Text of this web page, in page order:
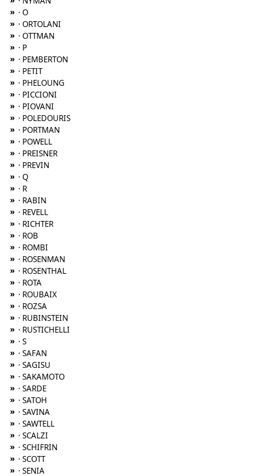
» · O
» · ORTOLANI
» · OTTMAN
» · P
» · PEMBERTON
» · PETIT
» · PHELOUNG
» · PICCIONI
» · PIOVANI
» · POLEDOURIS
» · PORTMAN
» · POWELL
» · PREISNER
» · PREVIN
» · Q
» · R
» · RABIN
» · REVELL
» · RICHTER
» · ROB
» · ROMBI
» · ROSENMAN
» · ROSENTHAL
» · ROTA
» · ROUBAIX
» · ROZSA
» · RUBINSTEIN
» · RUSTICHELLI
» · S
» · SAFAN
» · SAGISU
» · SAKAMOTO
» · SARDE
» · SATOH
» · SAVINA
» · SAWTELL
» · SCALZI
» · SCHIFRIN
» · SCOTT
» · SENIA